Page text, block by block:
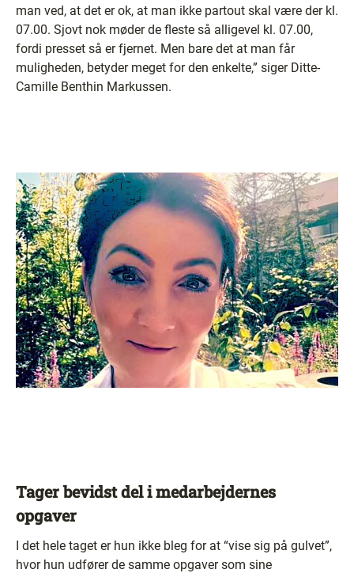
man ved, at det er ok, at man ikke partout skal være der kl.
07.00. Sjovt nok møder de fleste så alligevel kl. 07.00,
fordi presset så er fjernet. Men bare det at man får
muligheden, betyder meget for den enkelte,” siger Ditte-
Camille Benthin Markussen.
Tager bevidst del i medarbejdernes
opgaver
I det hele taget er hun ikke bleg for at “vise sig på gulvet”,
hvor hun udfører de samme opgaver som sine